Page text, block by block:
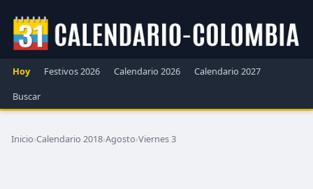
Hoy Festivos 2026 Calendario 2026
Calendario 2027
Buscar
Inicio›Calendario 2018›Agosto›Viernes 3